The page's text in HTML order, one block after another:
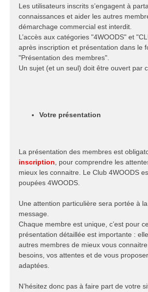
Les utilisateurs inscrits s’engagent à
connaissances et aider les autres
démarchage commercial est interdit.
L’accès aux catégories "4WOODS" et
après inscription et présentation dans le
"Présentation des membres".
Un sujet (et un seul) doit être ouvert par
Votre présentation
La présentation des membres est
inscription, pour comprendre les
mieux les connaitre. Le Club 4WOODS
poupées 4WOODS.
Une attention particulière sera portée à
message.
Chaque membre est unique, c’est pour
présentation détaillée est importante :
autres membres de mieux vous
besoins, vos attentes et de vous
adaptées.
N’hésitez donc pas à faire part de votre